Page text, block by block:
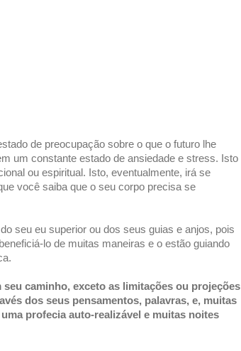
de preocupação sobre o que o futuro lhe
um constante estado de ansiedade e stress. Isto
ou espiritual. Isto, eventualmente, irá se
você saiba que o seu corpo precisa se
seu eu superior ou dos seus guias e anjos, pois
lo de muitas maneiras e o estão guiando
caminho, exceto as limitações ou projeções
dos seus pensamentos, palavras, e, muitas
profecia auto-realizável e muitas noites